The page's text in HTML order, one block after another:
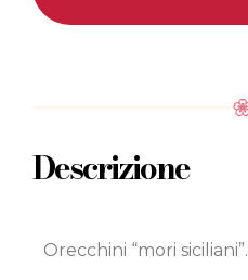
Descrizione
Orecchini “mori siciliani”.